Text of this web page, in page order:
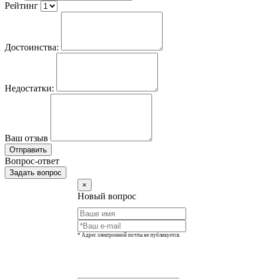
Рейтинг
Достоинства:
Недостатки:
Ваш отзыв
Отправить
Вопрос-ответ
Задать вопрос
×
Новый вопрос
* Адрес электронной почты не публикуется.